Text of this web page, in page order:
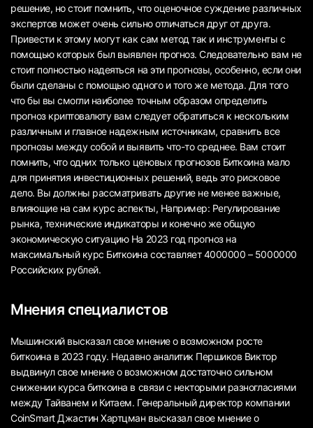
решение, но стоит помнить, что оценочное суждение различных
экспертов может очень сильно отличаться друг от друга.
Привести к этому могут как сам метод так и инструменты с
помощью которых был выявлен прогноз. Следовательно вам не
стоит полностью надеяться на эти прогнозы, особенно, если они
были сделаны с помощью одного и того же метода. Для того
что бы вы смогли наиболее точным образом определить
прогноз криптовалюту вам следует обратиться к нескольким
различным и главное надежным источникам, сравнить все
прогнозы между собой и выявить что-то среднее. Вам стоит
помнить, что одних только ценовых прогнозов Биткоина мало
для принятия инвестиционных решений, ведь это рисковое
дело. Вы должны рассматривать другие не менее важные,
влияющие на сам курс аспекты, Например: Регулирование
рынка, технические индикаторы и конечно же общую
экономическую ситуацию На 2023 год прогноз на
максимальный курс Биткоина составляет 4000000 – 5000000
Российских рублей.
Мнения специалистов
Мышинский высказал свое мнение о возможном росте
биткоина в 2023 году. Недавно аналитик Першиков Виктор
выдвинул свое мнение о возможном достаточно сильном
снижении курса биткоина в связи с некторыми разногласиями
между Тайванем и Китаем. Генеральный директор компании
CoinSmart Джастин Хартцман высказал свое мнение о